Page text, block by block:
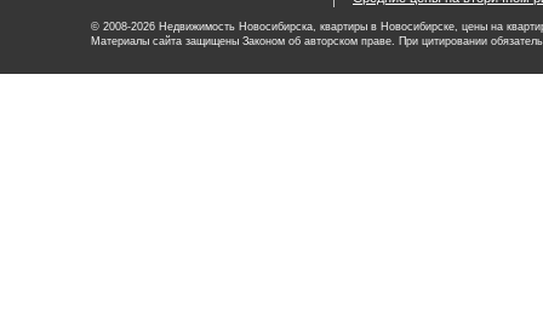
© 2008-2026 Недвижимость Новосибирска, квартиры в Новосибирске, цены на
Материалы сайта защищены Законом об авторском праве. При цитировании